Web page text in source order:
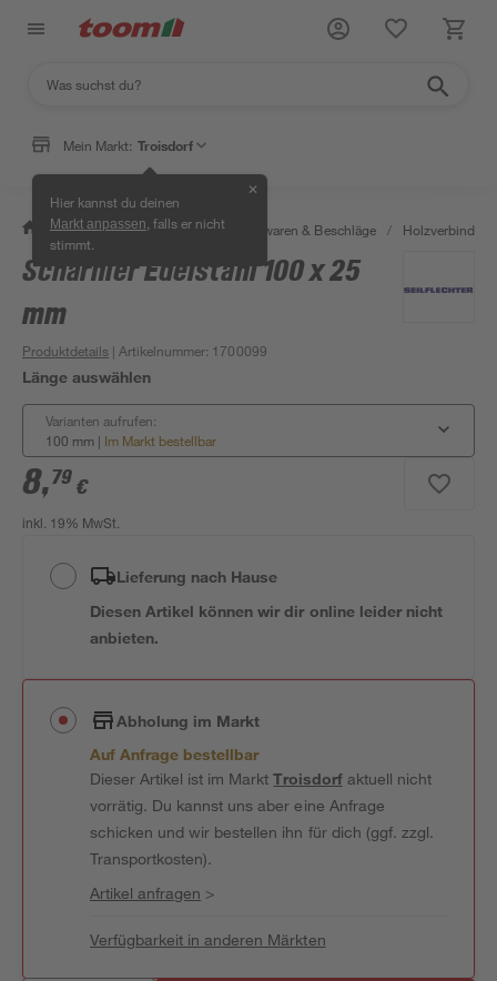
Mein Markt: Troisdorf
Hier kannst du deinen
Markt anpassen , falls er nicht
stimmt.
✕
/ Werkstatt & Maschinen / Eisenwaren & Beschläge / Holzverbinder
Scharnier Edelstahl 100 x 25
mm
Produktdetails | Artikelnummer: 1700099
Länge auswählen
Varianten aufrufen:
100 mm | Im Markt bestellbar
8,79 €
inkl. 19% MwSt.
Lieferung nach Hause
Diesen Artikel können wir dir online leider nicht
anbieten.
Abholung im Markt
Auf Anfrage bestellbar
Dieser Artikel ist im MarktTroisdorfaktuell nicht
vorrätig. Du kannst uns aber eine Anfrage
schicken und wir bestellen ihn für dich (ggf. zzgl.
Transportkosten).
Artikel anfragen >
Verfügbarkeit in anderen Märkten